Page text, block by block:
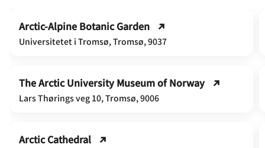
Arctic-Alpine Botanic Garden
Universitetet i Tromsø, Tromsø, 9037
The Arctic University Museum of Norway
Lars Thørings veg 10, Tromsø, 9006
Arctic Cathedral